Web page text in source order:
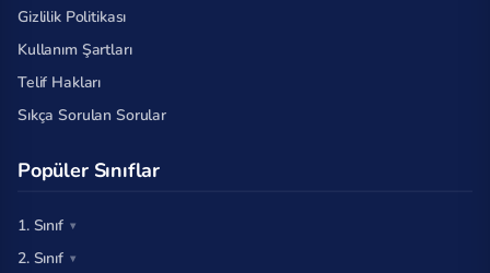
Gizlilik Politikası
Kullanım Şartları
Telif Hakları
Sıkça Sorulan Sorular
Popüler Sınıflar
1. Sınıf
2. Sınıf